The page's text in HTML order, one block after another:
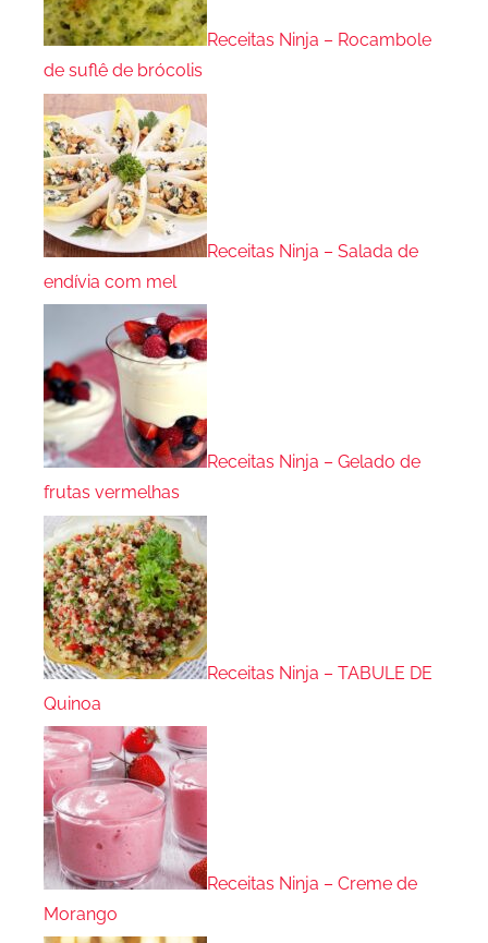
Receitas Ninja – Rocambole
de suflê de brócolis
Receitas Ninja – Salada de
endívia com mel
Receitas Ninja – Gelado de
frutas vermelhas
Receitas Ninja – TABULE DE
Quinoa
Receitas Ninja – Creme de
Morango